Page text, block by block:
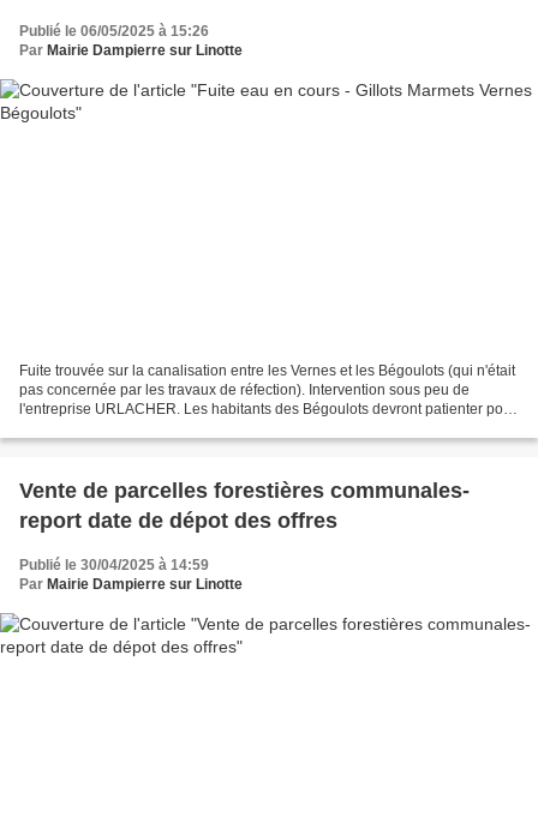
Publié le 06/05/2025 à 15:26
Par Mairie Dampierre sur Linotte
Fuite trouvée sur la canalisation entre les Vernes et les Bégoulots (qui n'était
pas concernée par les travaux de réfection). Intervention sous peu de
l'entreprise URLACHER. Les habitants des Bégoulots devront patienter pour
Vente de parcelles forestières communales-
report date de dépot des offres
Publié le 30/04/2025 à 14:59
Par Mairie Dampierre sur Linotte